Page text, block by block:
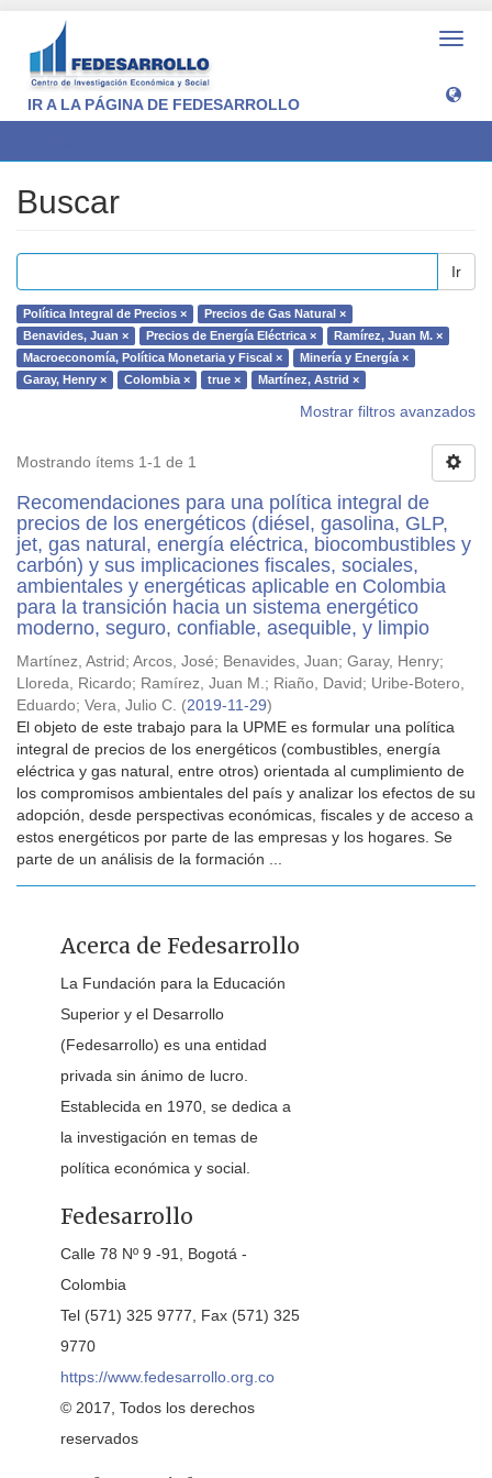
IR A LA PÁGINA DE FEDESARROLLO
Buscar
Ir
Política Integral de Precios ×
Precios de Gas Natural ×
Benavides, Juan ×
Precios de Energía Eléctrica ×
Ramírez, Juan M. ×
Macroeconomía, Política Monetaria y Fiscal ×
Minería y Energía ×
Garay, Henry ×
Colombia × true × Martínez, Astrid ×
Mostrar filtros avanzados
Mostrando ítems 1-1 de 1
Recomendaciones para una política integral de
precios de los energéticos (diésel, gasolina, GLP,
jet, gas natural, energía eléctrica, biocombustibles y
carbón) y sus implicaciones fiscales, sociales,
ambientales y energéticas aplicable en Colombia
para la transición hacia un sistema energético
moderno, seguro, confiable, asequible, y limpio
Martínez, Astrid ; Arcos, José; Benavides, Juan; Garay, Henry;
Lloreda, Ricardo; Ramírez, Juan M.; Riaño, David ; Uribe-Botero,
Eduardo; Vera, Julio C. (2019-11-29)
El objeto de este trabajo para la UPME es formular una política
integral de precios de los energéticos (combustibles, energía
eléctrica y gas natural, entre otros) orientada al cumplimiento de
los compromisos ambientales del país y analizar los efectos de su
adopción, desde perspectivas económicas, fiscales y de acceso a
estos energéticos por parte de las empresas y los hogares. Se
parte de un análisis de la formación ...
Acerca de Fedesarrollo
La Fundación para la Educación
Superior y el Desarrollo
(Fedesarrollo) es una entidad
privada sin ánimo de lucro.
Establecida en 1970, se dedica a
la investigación en temas de
política económica y social.
Fedesarrollo
Calle 78 Nº 9 -91, Bogotá -
Colombia
Tel (571) 325 9777, Fax (571) 325
9770
https://www.fedesarrollo.org.co
© 2017, Todos los derechos
reservados